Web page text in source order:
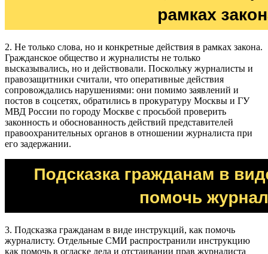
2. Не только слова, но и конкретные действия в рамках закона.
Гражданское общество и журналисты не только
высказывались, но и действовали. Поскольку журналисты и
правозащитники считали, что оперативные действия
сопровождались нарушениями: они помимо заявлений и
постов в соцсетях, обратились в прокуратуру Москвы и ГУ
МВД России по городу Москве с просьбой проверить
законность и обоснованность действий представителей
правоохранительных органов в отношении журналиста при
его задержании.
3. Подсказка гражданам в виде инструкций, как помочь
журналисту. Отдельные СМИ распространили инструкцию
как помочь в огласке дела и отстаивании прав журналиста